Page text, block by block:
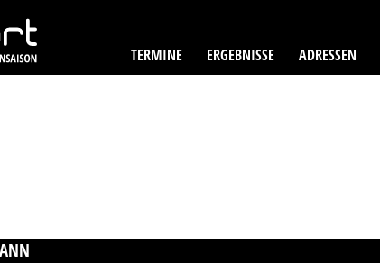
TERMINE ERGEBNISSE ADRESSEN